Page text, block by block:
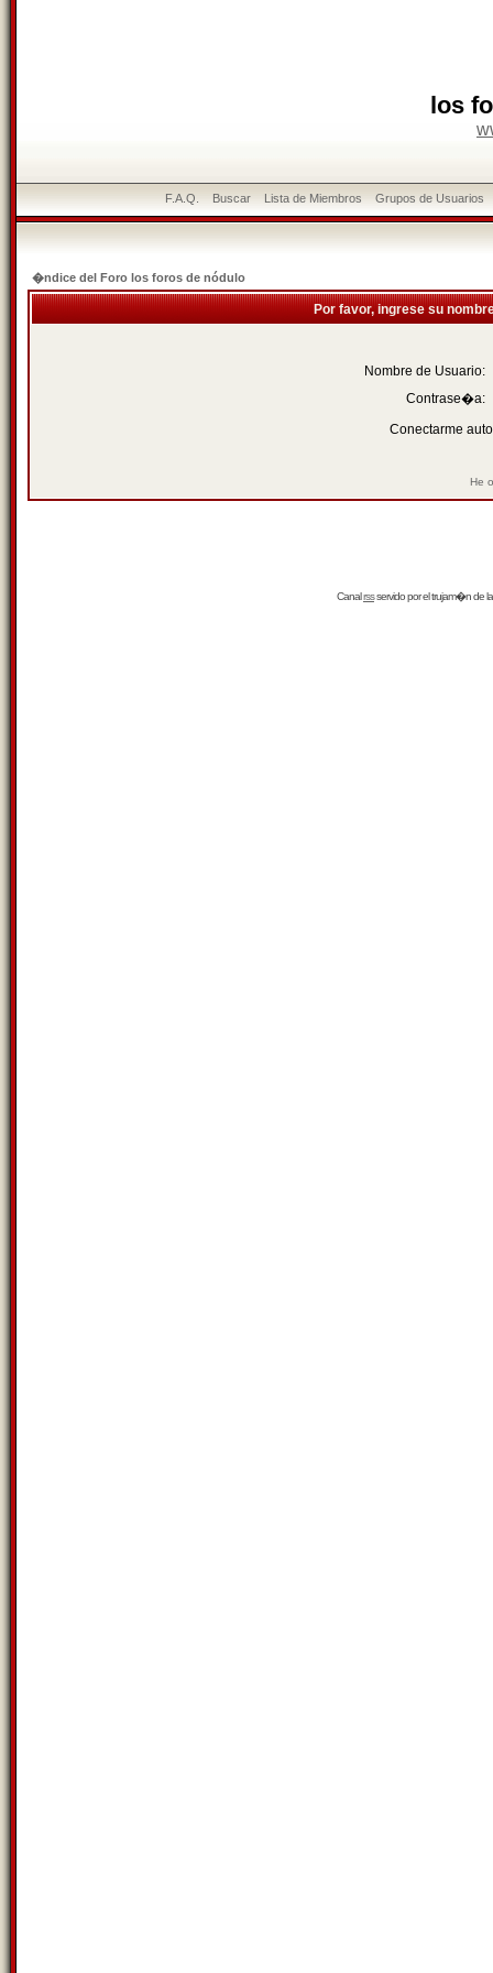
los
F.A.Q. Buscar Lista de Miembros Grupos de Usuarios
�ndice del Foro los foros de nódulo
Por favor, ingrese su
Nombre de Usuario:
Contrase�a:
Conectarme
He
Canalrssservido por eltrujam�nde